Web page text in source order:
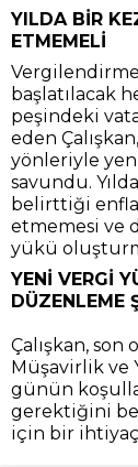
YILDA BİR
ETMEMELİ
başlatılacak
peşindeki
eden
yönleriyle
savundu.
belirttiği
etmemesi ve
yükü
YENİ VERGİ
DÜZENLEME
Çalışkan, son
Müşavirlik ve
günün
gerektiğini
için bir